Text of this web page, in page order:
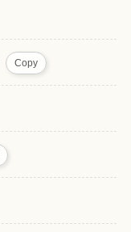
Copy